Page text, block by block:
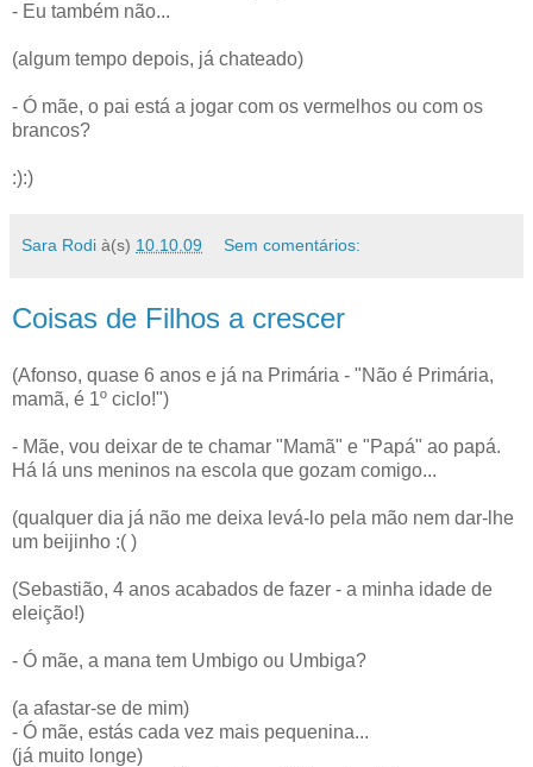
- Eu também não...
(algum tempo depois, já chateado)
- Ó mãe, o pai está a jogar com os vermelhos ou com os
brancos?
:):)
Sara Rodi à(s) 10.10.09 Sem comentários:
Coisas de Filhos a crescer
(Afonso, quase 6 anos e já na Primária - "Não é Primária,
mamã, é 1º ciclo!")
- Mãe, vou deixar de te chamar "Mamã" e "Papá" ao papá.
Há lá uns meninos na escola que gozam comigo...
(qualquer dia já não me deixa levá-lo pela mão nem dar-lhe
um beijinho :( )
(Sebastião, 4 anos acabados de fazer - a minha idade de
eleição!)
- Ó mãe, a mana tem Umbigo ou Umbiga?
(a afastar-se de mim)
- Ó mãe, estás cada vez mais pequenina...
(já muito longe)